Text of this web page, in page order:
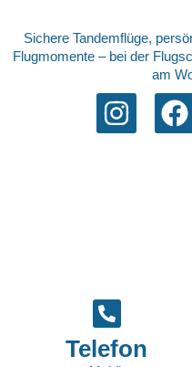
Sichere Tandemflüge,
Flugmomente – bei der
am
Telefon